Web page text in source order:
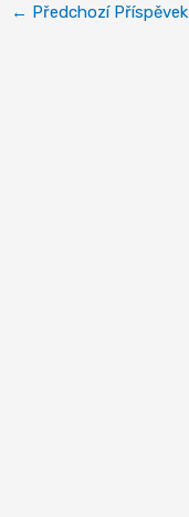
← Předchozí Příspěvek